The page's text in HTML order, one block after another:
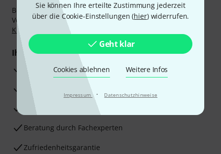
Sie können Ihre erteilte Zustimmung jederzeit
über die Cookie-Einstellungen (hier) widerrufen.
Geht klar
Cookies ablehnen Weitere Infos
Impressum · Datenschutzhinweise
Bezahlen Sie vertraulich und sicher per Nachnahme,
Vorkasse, PayPal, Amazon Pay,Klarna Sofort bezahlen
Klarna Ratenzahlung
Ihre Vorteile
3 Jahre Thomann Garantie
30 Tage Money-Back-Garantie
Beratung durch Fachexperten
Zufriedenheitsgarantie